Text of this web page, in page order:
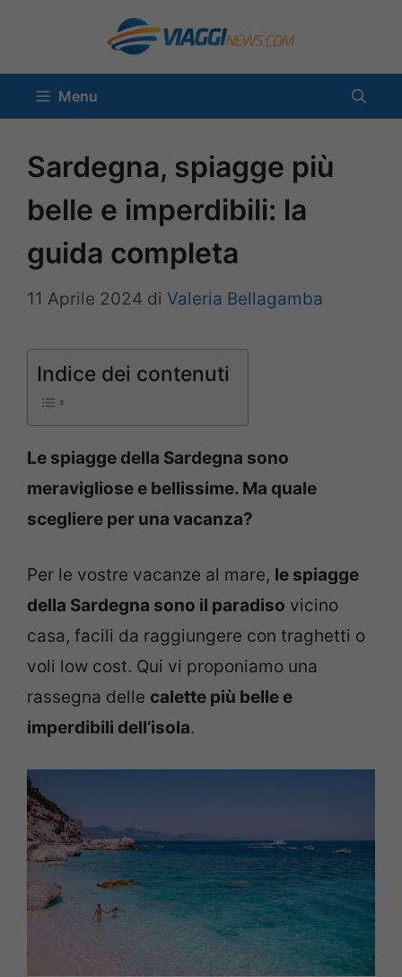
contenuto
Menu
Sardegna, spiagge più
belle e imperdibili: la
guida completa
11 Aprile 2024 di Valeria Bellagamba
Indice dei contenuti
Le spiagge della Sardegna sono
meravigliose e bellissime. Ma quale
scegliere per una vacanza?
Per le vostre vacanze al mare, le spiagge
della Sardegna sono il paradiso vicino
casa, facili da raggiungere con traghetti o
voli low cost. Qui vi proponiamo una
rassegna delle calette più belle e
imperdibili dell’isola.